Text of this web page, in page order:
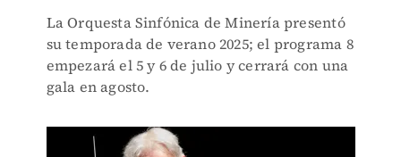
La Orquesta Sinfónica de Minería presentó
su temporada de verano 2025; el programa 8
empezará el 5 y 6 de julio y cerrará con una
gala en agosto.